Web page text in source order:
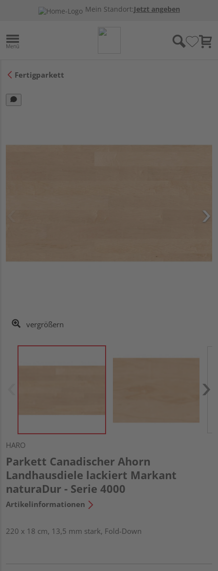
Mein Standort:Jetzt angeben
Fertigparkett
vergrößern
HARO
Parkett Canadischer Ahorn
Landhausdiele lackiert Markant
naturaDur - Serie 4000
Artikelinformationen
220 x 18 cm, 13,5 mm stark, Fold-Down